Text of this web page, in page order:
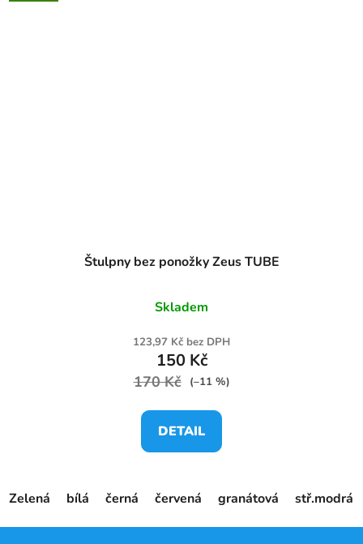
Štulpny bez ponožky Zeus TUBE
Skladem
123,97 Kč bez DPH
150 Kč
170 Kč (–11 %)
DETAIL
Zelená bílá černá červená granátová stř.modrá